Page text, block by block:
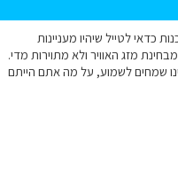
כדאי לטייל שיהיו מעניינות
מזג האוויר ולא מתוירות מדי.
שמחים לשמוע, על מה אתם הייתם